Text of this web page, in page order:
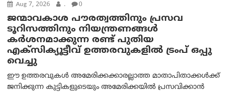
Aug 7, 2026 . 0
ജന്മാവകാശ പൗരത്വത്തിനും പ്രസവ
ടൂറിസത്തിനും നിയന്ത്രണങ്ങൾ
കർശനമാക്കുന്ന രണ്ട് പുതിയ
എക്സിക്യൂട്ടീവ് ഉത്തരവുകളിൽ ട്രംപ് ഒപ്പു
വെച്ചു
ഈ ഉത്തരവുകൾ അമേരിക്കക്കാരല്ലാത്ത മാതാപിതാക്കൾക്ക്
ജനിക്കുന്ന കുട്ടികളുടെയും അമേരിക്കയിൽ പ്രസവിക്കാൻ